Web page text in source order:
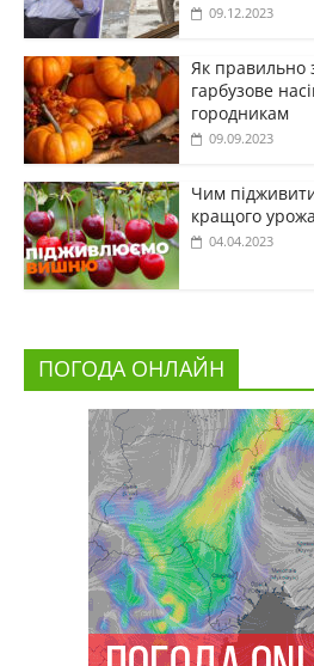
09.12.2023
Як правильно
гарбузове
городникам
09.09.2023
Чим
кращого
04.04.2023
ПОГОДА ОНЛАЙН